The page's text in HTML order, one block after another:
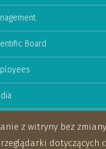
Board
Resources Strategy for
z witryny bez